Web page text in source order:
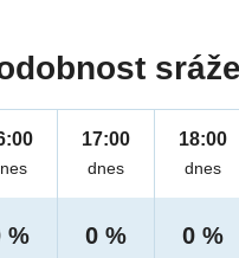
%
17:00
dnes
0 %
18:00
dnes
0 %